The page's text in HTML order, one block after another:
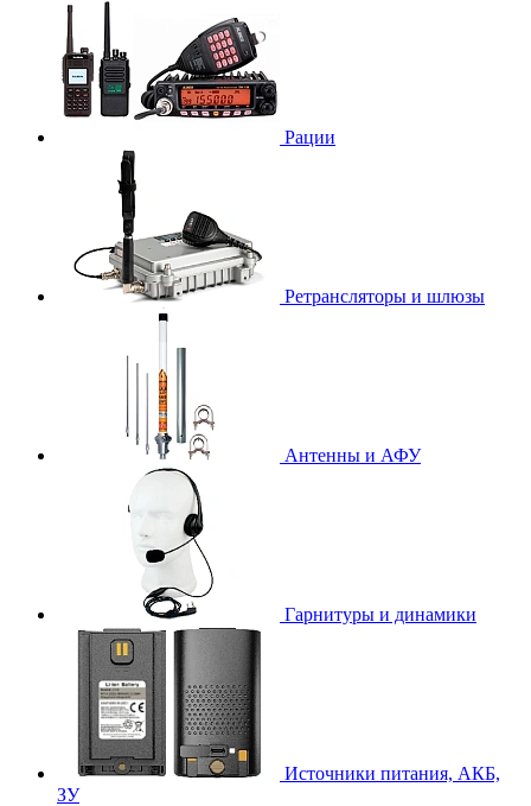
Рации
Ретрансляторы и шлюзы
Антенны и АФУ
Гарнитуры и динамики
Источники питания, АКБ,
ЗУ